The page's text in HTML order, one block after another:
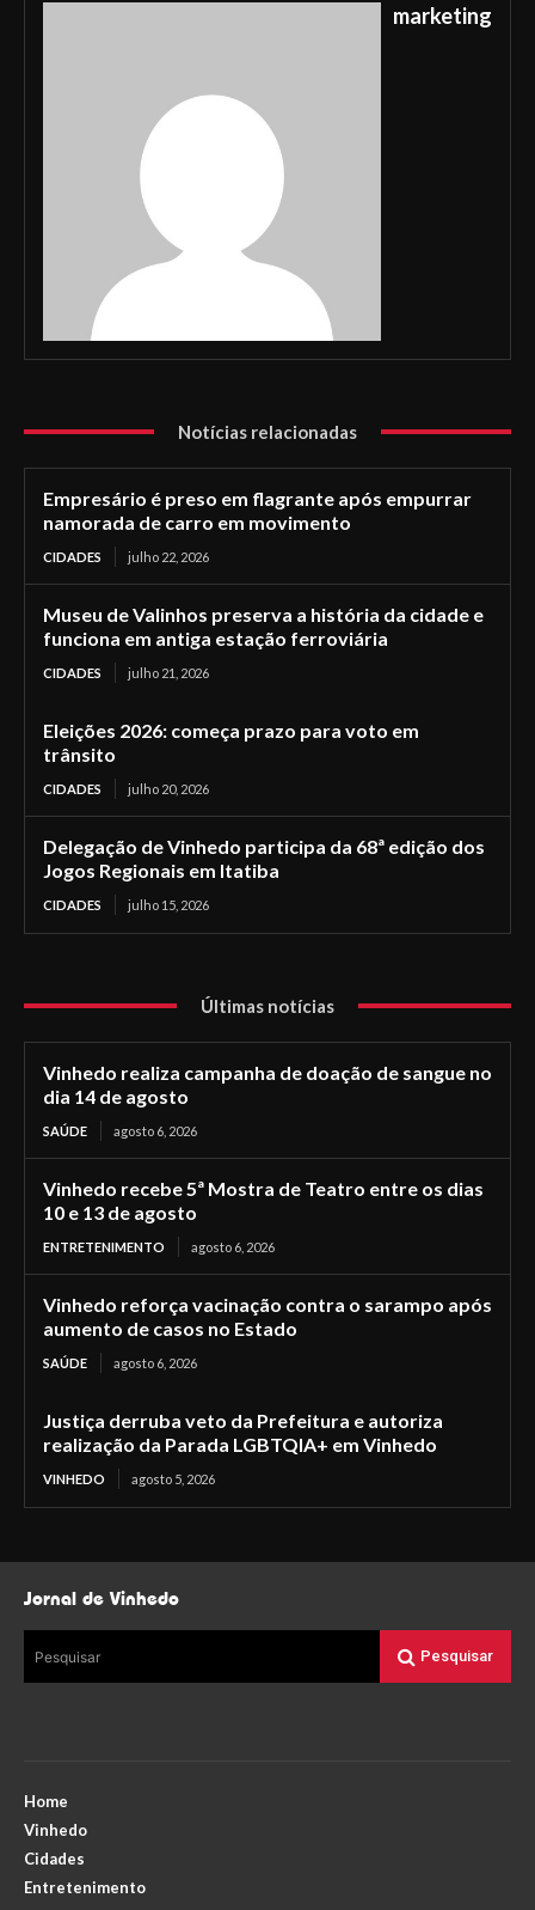
marketing
Notícias relacionadas
Empresário é preso em flagrante após empurrar
namorada de carro em movimento
CIDADES julho 22, 2026
Museu de Valinhos preserva a história da cidade e
funciona em antiga estação ferroviária
CIDADES julho 21, 2026
Eleições 2026: começa prazo para voto em
trânsito
CIDADES julho 20, 2026
Delegação de Vinhedo participa da 68ª edição dos
Jogos Regionais em Itatiba
CIDADES julho 15, 2026
Últimas notícias
Vinhedo realiza campanha de doação de sangue no
dia 14 de agosto
SAÚDE agosto 6, 2026
Vinhedo recebe 5ª Mostra de Teatro entre os dias
10 e 13 de agosto
ENTRETENIMENTO agosto 6, 2026
Vinhedo reforça vacinação contra o sarampo após
aumento de casos no Estado
SAÚDE agosto 6, 2026
Justiça derruba veto da Prefeitura e autoriza
realização da Parada LGBTQIA+ em Vinhedo
VINHEDO agosto 5, 2026
Jornal de Vinhedo
Pesquisar Pesquisar
Home
Vinhedo
Cidades
Entretenimento